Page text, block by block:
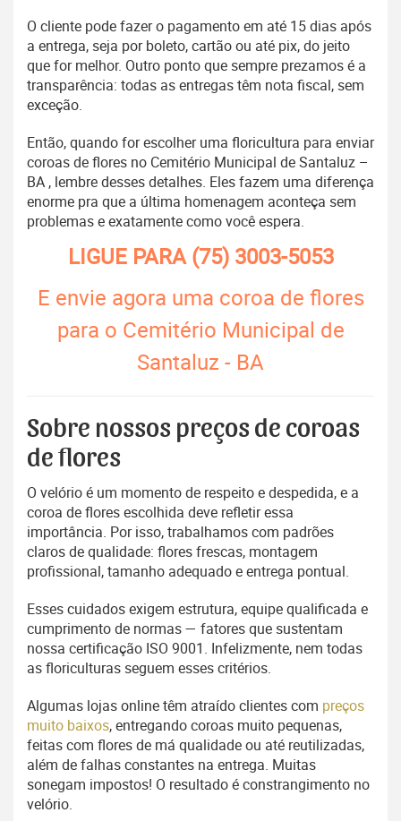
O cliente pode fazer o pagamento em até 15 dias após
a entrega, seja por boleto, cartão ou até pix, do jeito
que for melhor. Outro ponto que sempre prezamos é a
transparência: todas as entregas têm nota fiscal, sem
exceção.
Então, quando for escolher uma floricultura para enviar
coroas de flores no Cemitério Municipal de Santaluz –
BA , lembre desses detalhes. Eles fazem uma diferença
enorme pra que a última homenagem aconteça sem
problemas e exatamente como você espera.
LIGUE PARA(75) 3003-5053
E envie agora uma coroa de flores
para o Cemitério Municipal de
Santaluz - BA
Sobre nossos preços de coroas
de flores
O velório é um momento de respeito e despedida, e a
coroa de flores escolhida deve refletir essa
importância. Por isso, trabalhamos com padrões
claros de qualidade: flores frescas, montagem
profissional, tamanho adequado e entrega pontual.
Esses cuidados exigem estrutura, equipe qualificada e
cumprimento de normas — fatores que sustentam
nossa certificação ISO 9001. Infelizmente, nem todas
as floriculturas seguem esses critérios.
Algumas lojas online têm atraído clientes com preços
muito baixos, entregando coroas muito pequenas,
feitas com flores de má qualidade ou até reutilizadas,
além de falhas constantes na entrega. Muitas
sonegam impostos! O resultado é constrangimento no
velório.